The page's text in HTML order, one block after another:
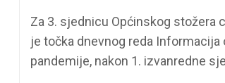
Za 3. sjednicu Općinskog stožera
je točka dnevnog reda
pandemije, nakon 1. izvanredne